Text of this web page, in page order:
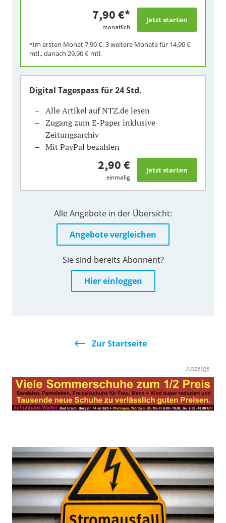
7,90 €*
monatlich
*Im ersten Monat7,90 €, 3 weitere Monate für 14,90 €
mtl., danach 29,90 € mtl.
Digital Tagespassfür 24 Std.
Alle Artikel auf NTZ.de lesen
Zugang zum E-Paper inklusive
Zeitungsarchiv
Mit PayPal bezahlen
2,90 €
einmalig
Alle Angebote in der Übersicht:
Angebote vergleichen
Sie sind bereits Abonnent?
Hier einloggen
Zur Startseite